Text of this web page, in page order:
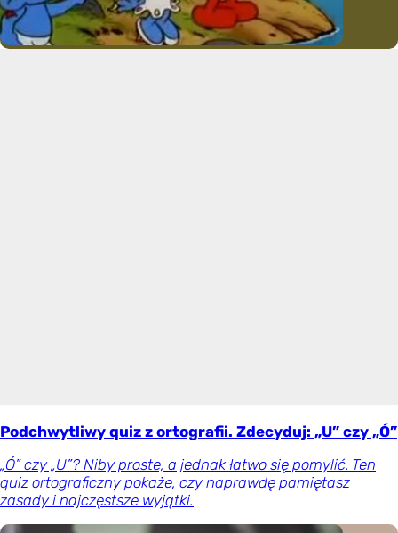
Podchwytliwy quiz z ortografii. Zdecyduj: „U” czy „Ó”
„Ó” czy „U”? Niby proste, a jednak łatwo się pomylić. Ten
quiz ortograficzny pokaże, czy naprawdę pamiętasz
zasady i najczęstsze wyjątki.